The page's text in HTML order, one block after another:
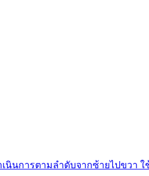
นการตามลำดับจากซ้ายไปขวา